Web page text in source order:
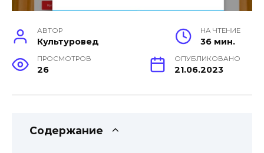
АВТОР
Культуровед
НА ЧТЕНИЕ
36 мин.
ПРОСМОТРОВ
26
ОПУБЛИКОВАНО
21.06.2023
Содержание